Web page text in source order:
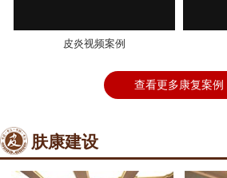
獥
皮炎视频案例
查看更多康复案例
肤康建设